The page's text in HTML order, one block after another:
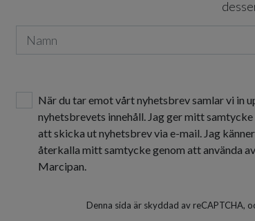
När du tar emot vårt nyhetsbrev samlar vi in
nyhetsbrevets innehåll. Jag ger mitt
att skicka ut nyhetsbrev via e-mail. Jag
återkalla mitt samtycke genom att använda
Marcipan.
Denna sida är skyddad av reCAPTCHA,